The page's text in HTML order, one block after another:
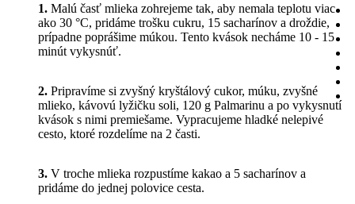
1. Malú časť mlieka zohrejeme tak, aby nemala teplotu viac
ako 30 °C, pridáme trošku cukru, 15 sacharínov a droždie,
prípadne poprášime múkou. Tento kvások necháme 10 - 15
minút vykysnúť.
2. Pripravíme si zvyšný kryštálový cukor, múku, zvyšné
mlieko, kávovú lyžičku soli, 120 g Palmarinu a po vykysnutí
kvások s nimi premiešame. Vypracujeme hladké nelepivé
cesto, ktoré rozdelíme na 2 časti.
3. V troche mlieka rozpustíme kakao a 5 sacharínov a
pridáme do jednej polovice cesta.